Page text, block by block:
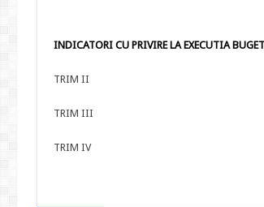
INDICATORI CU PRIVIRE LA EXECUTIA
TRIM II
TRIM III
TRIM IV